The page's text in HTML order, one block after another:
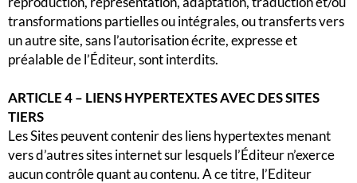
transformations partielles ou intégrales, ou transferts vers
un autre site, sans l’autorisation écrite, expresse et
préalable de l’Éditeur, sont interdits.
ARTICLE 4 – LIENS HYPERTEXTES AVEC DES SITES
TIERS
Les Sites peuvent contenir des liens hypertextes menant
vers d’autres sites internet sur lesquels l’Éditeur n’exerce
aucun contrôle quant au contenu. A ce titre, l’Editeur